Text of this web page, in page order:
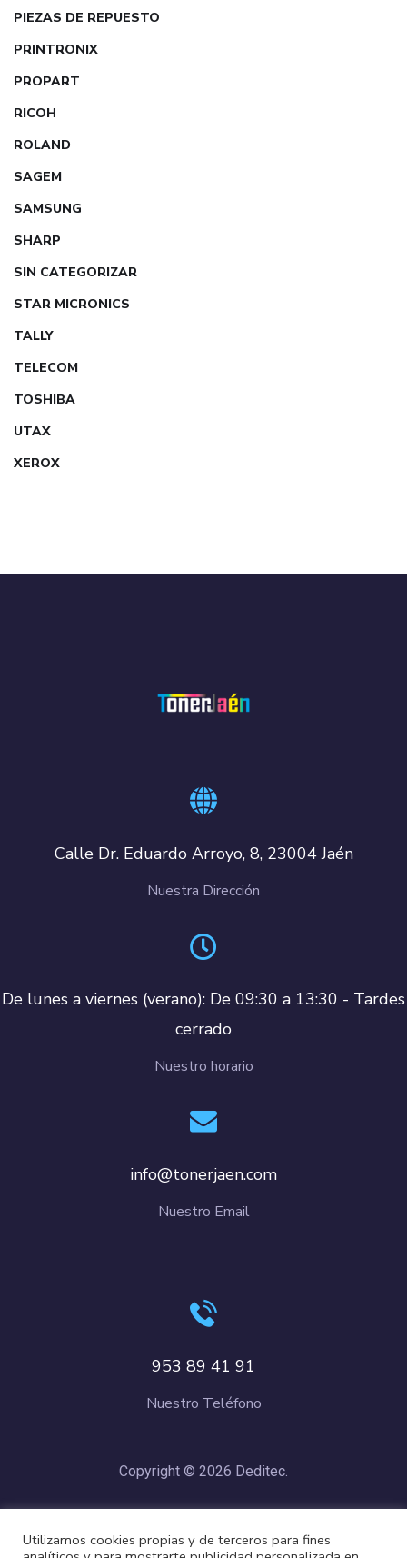
PIEZAS DE REPUESTO
PRINTRONIX
PROPART
RICOH
ROLAND
SAGEM
SAMSUNG
SHARP
SIN CATEGORIZAR
STAR MICRONICS
TALLY
TELECOM
TOSHIBA
UTAX
XEROX
Calle Dr. Eduardo Arroyo, 8, 23004 Jaén
Nuestra Dirección
De lunes a viernes (verano): De 09:30 a 13:30 - Tardes
cerrado
Nuestro horario
info@tonerjaen.com
Nuestro Email
953 89 41 91
Nuestro Teléfono
Copyright © 2026 Deditec.
Cookies
Utilizamos cookies propias y de terceros para fines